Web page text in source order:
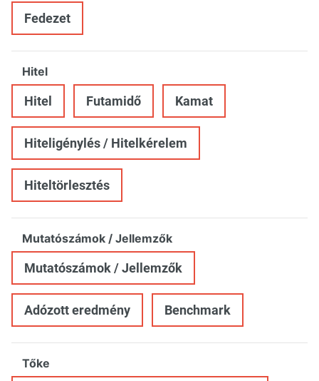
Fedezet
Hitel
Hitel Futamidő Kamat
Hiteligénylés / Hitelkérelem
Hiteltörlesztés
Mutatószámok / Jellemzők
Mutatószámok / Jellemzők
Adózott eredmény Benchmark
Tőke